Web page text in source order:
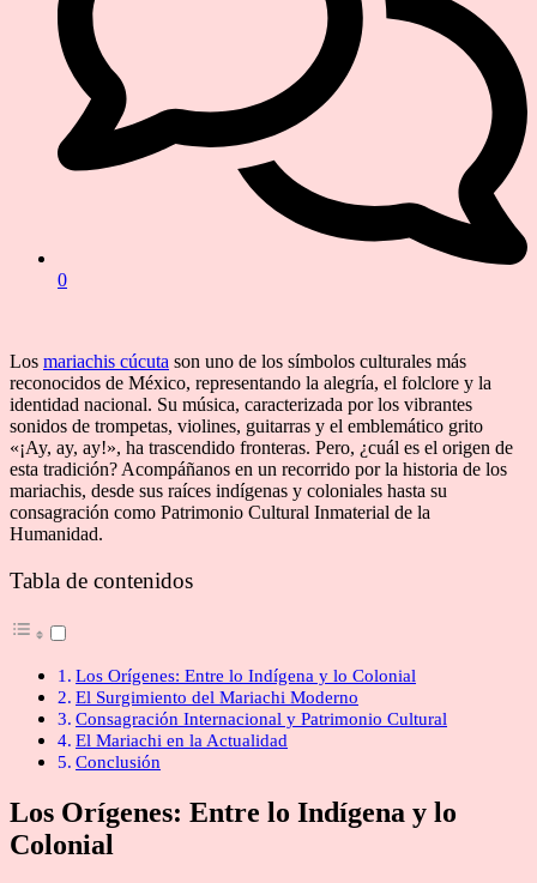
0
Los mariachis cúcuta son uno de los símbolos culturales más
reconocidos de México, representando la alegría, el folclore y la
identidad nacional. Su música, caracterizada por los vibrantes
sonidos de trompetas, violines, guitarras y el emblemático grito
«¡Ay, ay, ay!», ha trascendido fronteras. Pero, ¿cuál es el origen de
esta tradición? Acompáñanos en un recorrido por la historia de los
mariachis, desde sus raíces indígenas y coloniales hasta su
consagración como Patrimonio Cultural Inmaterial de la
Humanidad.
Tabla de contenidos
Los Orígenes: Entre lo Indígena y lo Colonial
El Surgimiento del Mariachi Moderno
Consagración Internacional y Patrimonio Cultural
El Mariachi en la Actualidad
Conclusión
Los Orígenes: Entre lo Indígena y lo
Colonial